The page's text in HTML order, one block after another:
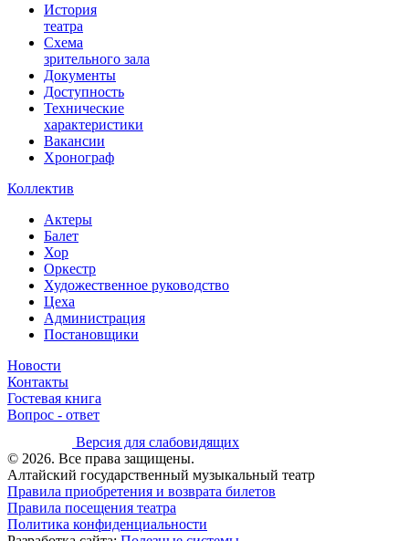
История
театра
Схема
зрительного зала
Документы
Доступность
Технические
характеристики
Вакансии
Хронограф
Коллектив
Актеры
Балет
Хор
Оркестр
Художественное руководство
Цеха
Администрация
Постановщики
Новости
Контакты
Гостевая книга
Вопрос - ответ
Версия для слабовидящих
© 2026. Все права защищены.
Алтайский государственный музыкальный театр
Правила приобретения и возврата билетов
Правила посещения театра
Политика конфиденциальности